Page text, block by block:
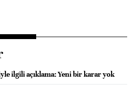
ilgili açıklama: Yeni bir karar yok